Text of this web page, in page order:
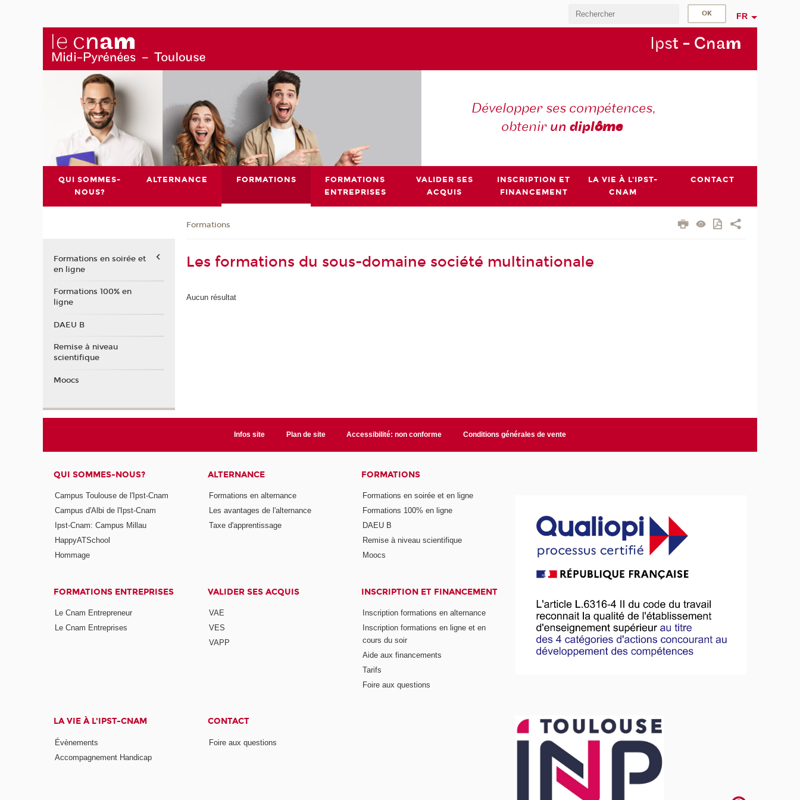
FR
Ipst - Cnam
Développer ses compétences,
obtenir undiplôme
QUI SOMMES-
NOUS?
ALTERNANCE FORMATIONS
FORMATIONS
ENTREPRISES
VALIDER SES
ACQUIS
INSCRIPTION ET
FINANCEMENT
LA VIE À L'IPST-
CNAM
CONTACT
Formations
Les formations du sous-domaine société multinationale
Aucun résultat
Formations en soirée et
en ligne
Formations 100% en
ligne
DAEU B
Remise à niveau
scientifique
Moocs
Infos site Plan de site Accessibilité: non conforme Conditions générales de vente
QUI SOMMES-NOUS?
Campus Toulouse de l'Ipst-Cnam
Campus d'Albi de l'Ipst-Cnam
Ipst-Cnam: Campus Millau
HappyATSchool
Hommage
ALTERNANCE
Formations en alternance
Les avantages de l'alternance
Taxe d'apprentissage
FORMATIONS
Formations en soirée et en ligne
Formations 100% en ligne
DAEU B
Remise à niveau scientifique
Moocs
FORMATIONS ENTREPRISES
Le Cnam Entrepreneur
Le Cnam Entreprises
VALIDER SES ACQUIS
VAE
VES
VAPP
INSCRIPTION ET FINANCEMENT
Inscription formations en alternance
Inscription formations en ligne et en
cours du soir
Aide aux financements
Tarifs
Foire aux questions
LA VIE À L'IPST-CNAM
Évènements
Accompagnement Handicap
CONTACT
Foire aux questions